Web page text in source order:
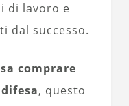
di lavoro e
dal successo.
comprare
, questo